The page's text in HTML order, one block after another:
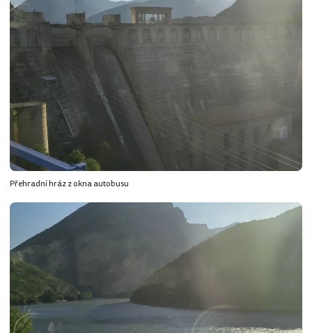
Přehradní hráz z okna autobusu